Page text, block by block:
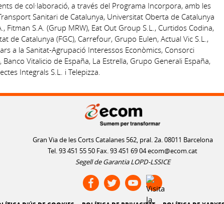
de col·laboració, a través del Programa Incorpora, amb les
Sanitari de Catalunya, Universitat Oberta de Catalunya
Fitman S.A. (Grup MRW), Eat Out Group S.L., Curtidos Codina,
de Catalunya (FGC), Carrefour, Grupo Eulen, Actual Vic S.L.,
a la Sanitat-Agrupació Interessos Econòmics, Consorci
Vitalicio de España, La Estrella, Grupo Generali España,
Integrals S.L. i Telepizza.
Gran Via de les Corts Catalanes 562, pral. 2a. 08011 Barcelona
Tel. 93 451 55 50 Fax. 93 451 69 04ecom@ecom.cat
Segell de Garantia LOPD-LSSICE